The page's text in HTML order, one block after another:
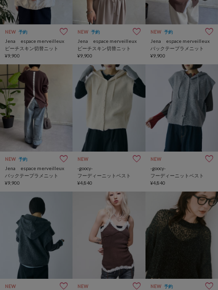
NEW 予約
Jena espace merveilleux
ピーチスキン切替ニット
¥9,900
NEW 予約
Jena espace merveilleux
ピーチスキン切替ニット
¥9,900
NEW 予約
Jena espace merveilleux
バックテープラメニット
¥9,900
NEW 予約
Jena espace merveilleux
バックテープラメニット
¥9,900
NEW
-goocy-
フーディーニットベスト
¥4,840
NEW
-goocy-
フーディーニットベスト
¥4,840
NEW NEW NEW 予約